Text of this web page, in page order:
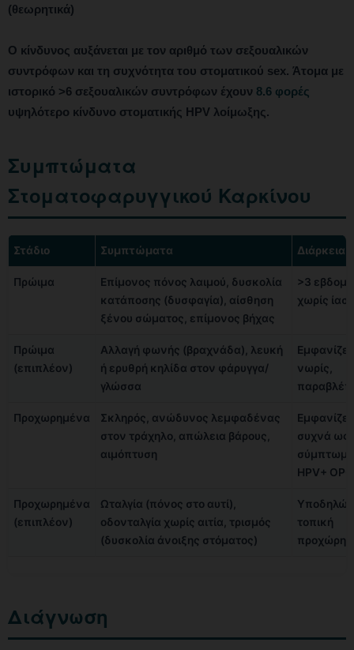
(θεωρητικά)
Ο κίνδυνος αυξάνεται με τον αριθμό των σεξουαλικών
συντρόφων και τη συχνότητα του στοματικού sex. Άτομα με
ιστορικό >6 σεξουαλικών συντρόφων έχουν 8.6 φορές
υψηλότερο κίνδυνο στοματικής HPV λοίμωξης.
Συμπτώματα
Στοματοφαρυγγικού Καρκίνου
Στάδιο Συμπτώματα Διάρκεια
Πρώιμα
Επίμονος πόνος λαιμού, δυσκολία
κατάποσης (δυσφαγία), αίσθηση
ξένου σώματος, επίμονος βήχας
>3
χωρίς ίαση
Πρώιμα
(επιπλέον)
Αλλαγή φωνής (βραχνάδα), λευκή
ή ερυθρή κηλίδα στον φάρυγγα/
γλώσσα
νωρίς,
Προχωρημένα
Σκληρός, ανώδυνος λεμφαδένας
στον τράχηλο, απώλεια βάρους,
αιμόπτυση
συχνά ως
HPV+ OPC
Προχωρημένα
(επιπλέον)
Ωταλγία (πόνος στο αυτί),
οδονταλγία χωρίς αιτία, τρισμός
(δυσκολία άνοιξης στόματος)
τοπική
Διάγνωση